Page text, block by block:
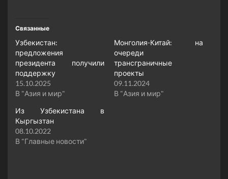
Связанные
Узбекистан:
предложения
президента получили
поддержку
15.10.2025
В "Азия и мир"
Монголия-Китай: на
очереди
трансграничные
проекты
09.11.2024
В "Азия и мир"
Из Узбекистана в
Кыргызтан
08.10.2022
В "Главные новости"